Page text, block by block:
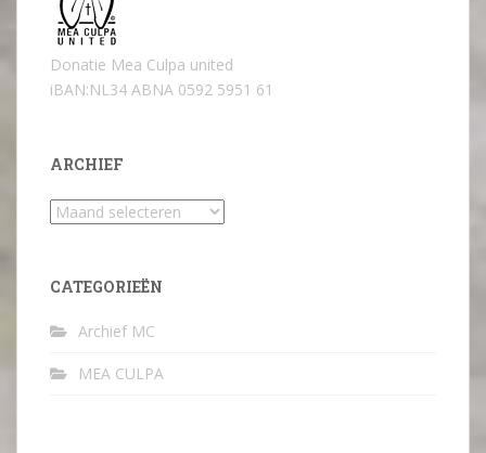
Donatie Mea Culpa united
iBAN:NL34 ABNA 0592 5951 61
ARCHIEF
Archief
CATEGORIEËN
Archief MC
MEA CULPA